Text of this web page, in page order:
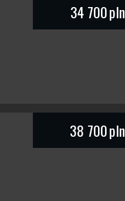
34 700pln
38 700pln